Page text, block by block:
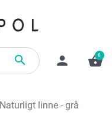
 person shopping_basket
0
Naturligt linne - grå